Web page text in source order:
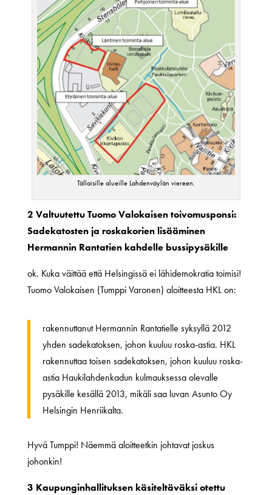
Tällaisille alueille Lahdenväylän viereen.
2 Valtuutettu Tuomo Valokaisen toivomusponsi:
Sadekatosten ja roskakorien lisääminen
Hermannin Rantatien kahdelle bussipysäkille
ok. Kuka väittää että Helsingissä ei lähidemokratia toimisi!
Tuomo Valokaisen (Tumppi Varonen) aloitteesta HKL on:
rakennuttanut Hermannin Rantatielle syksyllä 2012
yhden sadekatoksen, johon kuuluu roska-astia. HKL
rakennuttaa toisen sadekatoksen, johon kuuluu roska-
astia Haukilahdenkadun kulmauksessa olevalle
pysäkille kesällä 2013, mikäli saa luvan Asunto Oy
Helsingin Henriikalta.
Hyvä Tumppi! Näemmä aloitteetkin johtavat joskus
johonkin!
3 Kaupunginhallituksen käsiteltäväksi otettu